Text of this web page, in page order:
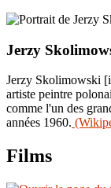
Jerzy
Jerzy Skolimowski
artiste peintre
comme l'un des
années 1960.
Films